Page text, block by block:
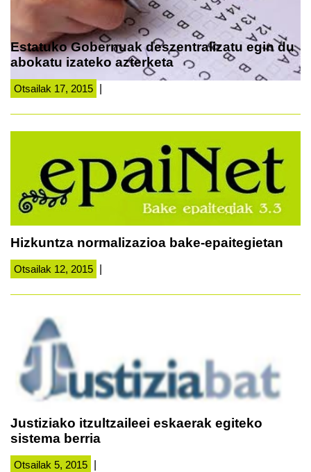
Estatuko Gobernuak deszentralizatu egin du
abokatu izateko azterketa
Otsailak 17, 2015
Hizkuntza normalizazioa bake-epaitegietan
Otsailak 12, 2015
Justiziako itzultzaileei eskaerak egiteko
sistema berria
Otsailak 5, 2015